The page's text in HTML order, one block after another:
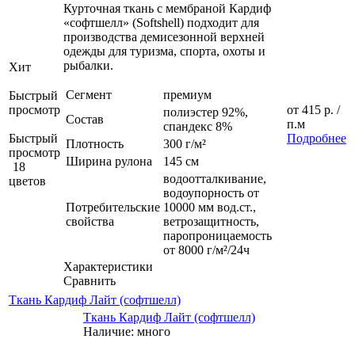
Хит
Быстрый
просмотр
Быстрый
просмотр
18
цветов
Курточная ткань с мембраной Кардиф
«софтшелл» (Softshell) подходит для
производства демисезонной верхней
одежды для туризма, спорта, охоты и
рыбалки.
Сегмент
премиум
Состав
полиэстер 92%,
спандекс 8%
Плотность
300 г/м²
Ширина рулона
145 см
Потребительские
свойства
водоотталкивание,
водоупорность от
10000 мм вод.ст.,
ветрозащитность,
паропроницаемость
от 8000 г/м²/24ч
Характеристики
Сравнить
от 415 р. /
п.м
Подробнее
Ткань Кардиф Лайт (софтшелл)
Ткань Кардиф Лайт (софтшелл)
Наличие: много